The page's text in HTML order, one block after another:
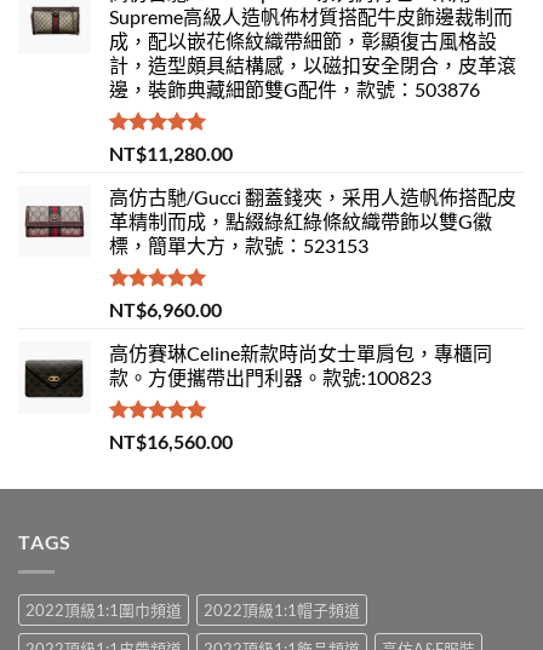
Supreme高級人造帆佈材質搭配牛皮飾邊裁制而
成，配以嵌花條紋織帶細節，彰顯復古風格設
計，造型頗具結構感，以磁扣安全閉合，皮革滾
邊，裝飾典藏細節雙G配件，款號：503876
評分5.00
滿分 5
NT$11,280.00
高仿古馳/Gucci 翻蓋錢夾，采用人造帆佈搭配皮
革精制而成，點綴綠紅綠條紋織帶飾以雙G徽
標，簡單大方，款號：523153
評分 5.00
滿分 5
NT$6,960.00
高仿賽琳Celine新款時尚女士單肩包，專櫃同
款。方便攜帶出門利器。款號:100823
評分5.00
滿分 5
NT$16,560.00
TAGS
2022頂級1:1圍巾頻道
2022頂級1:1帽子頻道